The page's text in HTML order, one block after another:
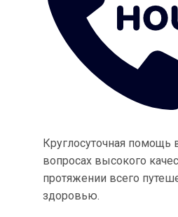
Круглосуточная помощь
вопросах высокого
протяжении всего
здоровью.